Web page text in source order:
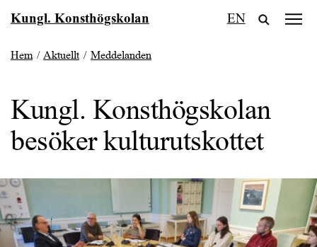
tillKungl. Konsthögskolan EN
Hem/Aktuellt/ Meddelanden
Kungl. Konsthögskolan
besöker kulturutskottet